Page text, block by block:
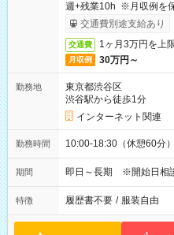
週+残業10h ※月収例を
受取りサービス利用可（
交通費別途支給あり
交通費 1ヶ月3万円を上
月収例 30万円～
勤務地
東京都渋谷区
渋谷駅から徒歩1分
インターネット関連
勤務時間 10:00-18:30（休憩60分
期間 即日～長期 ※開始日相
特徴 履歴書不要 / 服装自由